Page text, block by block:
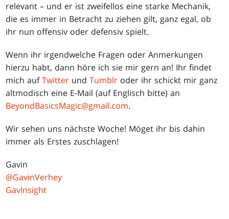
relevant – und er ist zweifellos eine starke Mechanik,
die es immer in Betracht zu ziehen gilt, ganz egal, ob
ihr nun offensiv oder defensiv spielt.
Wenn ihr irgendwelche Fragen oder Anmerkungen
hierzu habt, dann höre ich sie mir gern an! Ihr findet
mich aufTwitter undTumblr oder ihr schickt mir ganz
altmodisch eine E-Mail (auf Englisch bitte) an
BeyondBasicsMagic@gmail.com.
Wir sehen uns nächste Woche! Möget ihr bis dahin
immer als Erstes zuschlagen!
Gavin
@GavinVerhey
GavInsight